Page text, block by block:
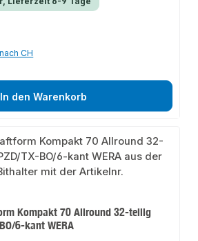
CH
In den Warenkorb
Kompakt 70 Allround 32-teilig
6-kant WERA